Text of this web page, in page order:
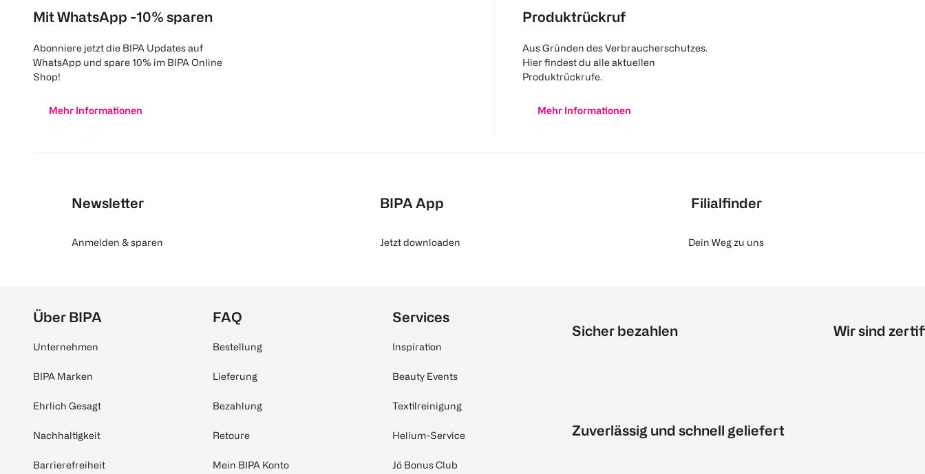
Mit WhatsApp -10% sparen
Abonniere jetzt die BIPA Updates auf
WhatsApp und spare 10% im BIPA Online
Shop!
Mehr Informationen
Produktrückruf
Aus Gründen des Verbraucherschutzes.
Hier findest du alle aktuellen
Produktrückrufe.
Mehr Informationen
Newsletter
Anmelden & sparen
BIPA App
Jetzt downloaden
Filialfinder
Dein Weg zu uns
Über BIPA
Unternehmen
BIPA Marken
Ehrlich Gesagt
Nachhaltigkeit
Barrierefreiheit
FAQ
Bestellung
Lieferung
Bezahlung
Retoure
Mein BIPA Konto
Services
Inspiration
Beauty Events
Textilreinigung
Helium-Service
Jö Bonus Club
Sicher bezahlen
Zuverlässig und schnell geliefert
Wir sind